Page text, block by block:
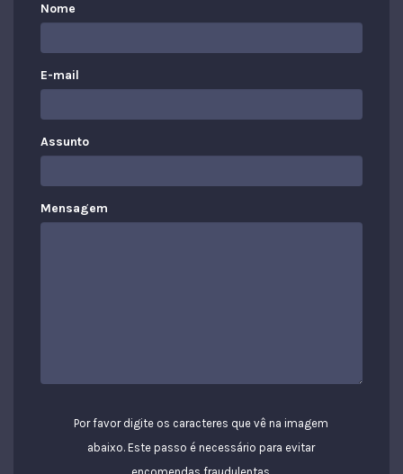
Nome
E-mail
Assunto
Mensagem
Por favor digite os caracteres que vê na imagem
abaixo. Este passo é necessário para evitar